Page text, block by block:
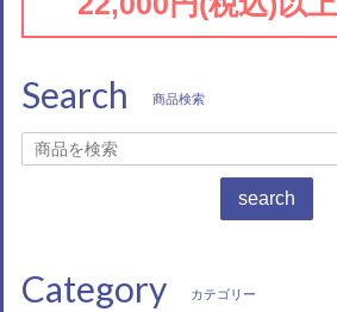
Search 商品検索
search
Category カテゴリー